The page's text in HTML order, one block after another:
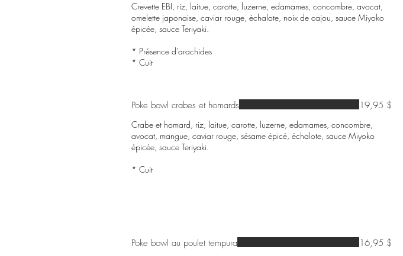
Crevette EBI, riz, laitue, carotte, luzerne, edamames, concombre, avocat,
omelette japonaise, caviar rouge, échalote, noix de cajou, sauce Miyoko
épicée, sauce Teriyaki.
* Présence d'arachides
* Cuit
Poke bowl crabes et homards
Crabe et homard, riz, laitue, carotte, luzerne, edamames, concombre,
avocat, mangue, caviar rouge, sésame épicé, échalote, sauce Miyoko
épicée, sauce Teriyaki.
* Cuit
19,95 $
Poke bowl au poulet tempura 16,95 $